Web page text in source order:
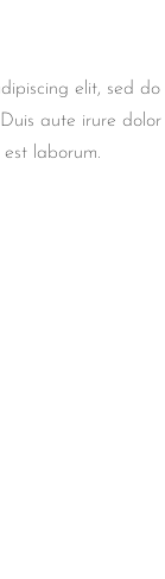
elit, sed
aute irure
laborum.